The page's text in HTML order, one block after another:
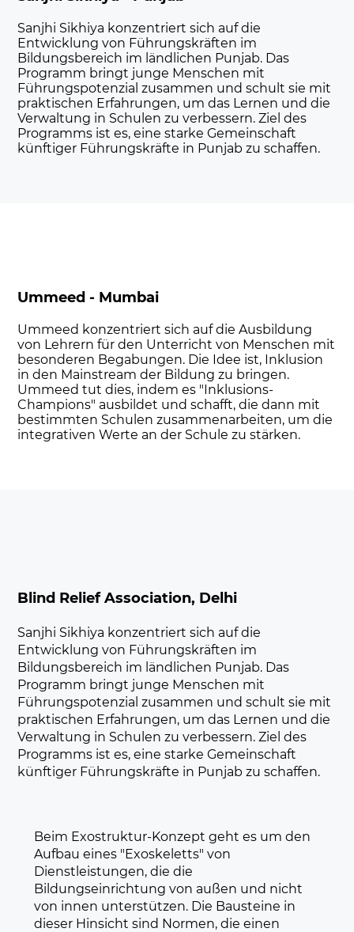
Sanjhi Sikhiya konzentriert sich auf die
Entwicklung von Führungskräften im
Bildungsbereich im ländlichen Punjab. Das
Programm bringt junge Menschen mit
Führungspotenzial zusammen und schult sie mit
praktischen Erfahrungen, um das Lernen und die
Verwaltung in Schulen zu verbessern. Ziel des
Programms ist es, eine starke Gemeinschaft
künftiger Führungskräfte in Punjab zu schaffen.
Ummeed - Mumbai
Ummeed konzentriert sich auf die Ausbildung
von Lehrern für den Unterricht von Menschen mit
besonderen Begabungen. Die Idee ist, Inklusion
in den Mainstream der Bildung zu bringen.
Ummeed tut dies, indem es "Inklusions-
Champions" ausbildet und schafft, die dann mit
bestimmten Schulen zusammenarbeiten, um die
integrativen Werte an der Schule zu stärken.
Blind Relief Association, Delhi
Sanjhi Sikhiya konzentriert sich auf die
Entwicklung von Führungskräften im
Bildungsbereich im ländlichen Punjab. Das
Programm bringt junge Menschen mit
Führungspotenzial zusammen und schult sie mit
praktischen Erfahrungen, um das Lernen und die
Verwaltung in Schulen zu verbessern. Ziel des
Programms ist es, eine starke Gemeinschaft
künftiger Führungskräfte in Punjab zu schaffen.
Beim Exostruktur-Konzept geht es um den
Aufbau eines "Exoskeletts" von
Dienstleistungen, die die
Bildungseinrichtung von außen und nicht
von innen unterstützen. Die Bausteine in
dieser Hinsicht sind Normen, die einen